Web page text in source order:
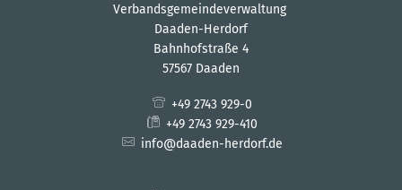
Verbandsgemeindeverwaltung
Daaden-Herdorf
Bahnhofstraße 4
57567 Daaden
+49 2743 929-0
+49 2743 929-410
info@daaden-herdorf.de